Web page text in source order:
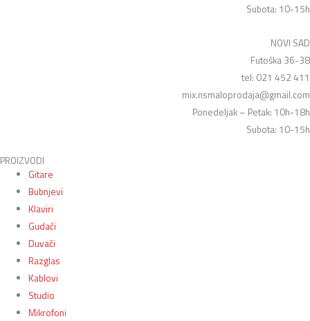
Subota: 10-15h
NOVI SAD
Futoška 36-38
tel: 021 452 411
mix.nsmaloprodaja@gmail.com
Ponedeljak – Petak: 10h-18h
Subota: 10-15h
PROIZVODI
Gitare
Bubnjevi
Klaviri
Gudači
Duvači
Razglas
Kablovi
Studio
Mikrofoni